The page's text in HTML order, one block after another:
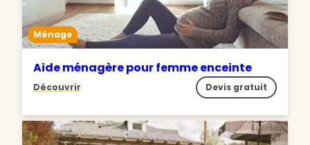
Ménage
Aide ménagère pour femme enceinte
Découvrir Devis gratuit